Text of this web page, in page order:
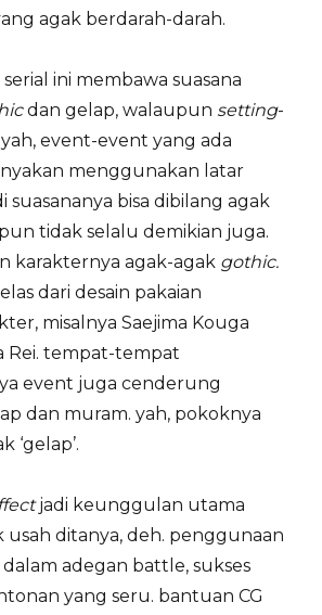
agak berdarah-darah.
serial ini membawa suasana
dan gelap, walaupun setting-
event-event yang ada
menggunakan latar
suasananya bisa dibilang agak
tidak selalu demikian juga.
karakternya agak-agak gothic.
dari desain pakaian
misalnya Saejima Kouga
Rei. tempat-tempat
event juga cenderung
dan muram. yah, pokoknya
‘gelap’.
jadi keunggulan utama
usah ditanya, deh. penggunaan
adegan battle, sukses
yang seru. bantuan CG